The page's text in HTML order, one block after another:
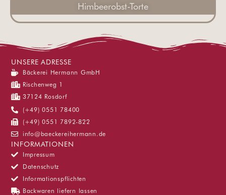
Himbeerobst-Torte
UNSERE ADRESSE
Bäckerei Hermann GmbH
Rischenweg 1
37124 Rosdorf
(+49) 0551 78400
(+49) 0551 7892-822
info@baeckereihermann.de
INFORMATIONEN
Impressum
Datenschutz
Informationspflichten
Backwaren liefern lassen